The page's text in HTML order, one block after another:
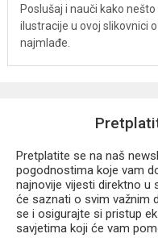
Poslušaj i nauči kako
ilustracije u ovoj slikovnici
najmlađe.
Pretplatite se na naš
pogodnostima koje vam
najnovije vijesti direktno u
će saznati o svim važnim
se i osigurajte si pristup
savjetima koji će vam